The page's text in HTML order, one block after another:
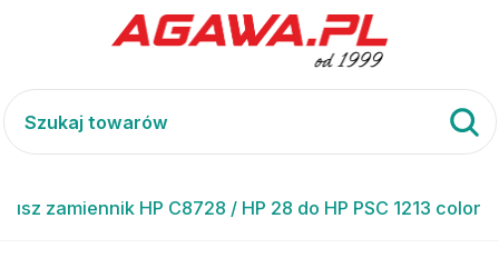
Tusz zamiennik HP C8728 / HP 28 do HP PSC 1213 color